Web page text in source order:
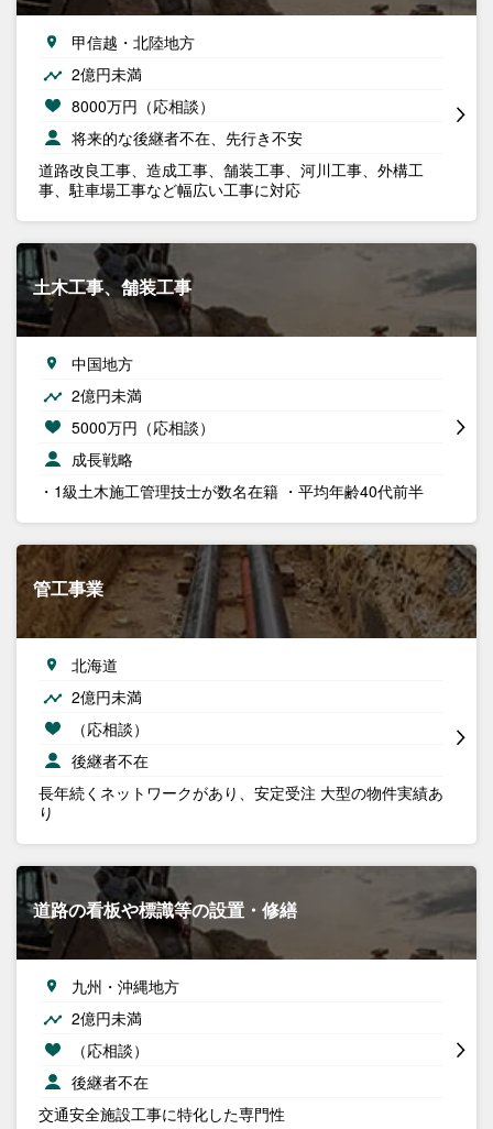
甲信越・北陸地方
2億円未満
8000万円（応相談）
将来的な後継者不在、先行き不安
道路改良工事、造成工事、舗装工事、河川工事、外構工
事、駐車場工事など幅広い工事に対応
土木工事、舗装工事
中国地方
2億円未満
5000万円（応相談）
成長戦略
・1級土木施工管理技士が数名在籍 ・平均年齢40代前半
管工事業
北海道
2億円未満
（応相談）
後継者不在
長年続くネットワークがあり、安定受注 大型の物件実績あ
り
道路の看板や標識等の設置・修繕
九州・沖縄地方
2億円未満
（応相談）
後継者不在
交通安全施設工事に特化した専門性